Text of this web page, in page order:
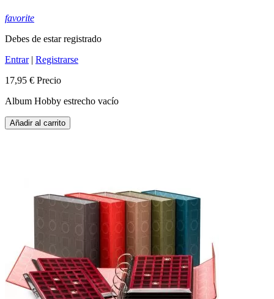
favorite
Debes de estar registrado
Entrar| Registrarse
17,95 € Precio
Album Hobby estrecho vacío
Añadir al carrito